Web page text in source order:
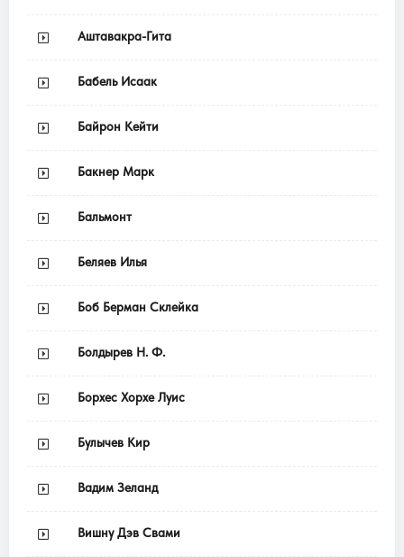
Аштавакра-Гита
Бабель Исаак
Байрон Кейти
Бакнер Марк
Бальмонт
Беляев Илья
Боб Берман Склейка
Болдырев Н. Ф.
Борхес Хорхе Луис
Булычев Кир
Вадим Зеланд
Вишну Дэв Свами